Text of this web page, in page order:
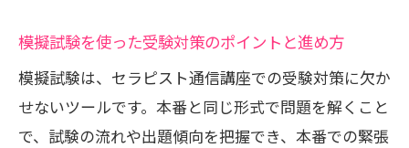
模擬試験を使った受験対策のポイントと進め方
模擬試験は、セラピスト通信講座での受験対策に欠か
せないツールです。本番と同じ形式で問題を解くこと
で、試験の流れや出題傾向を把握でき、本番での緊張